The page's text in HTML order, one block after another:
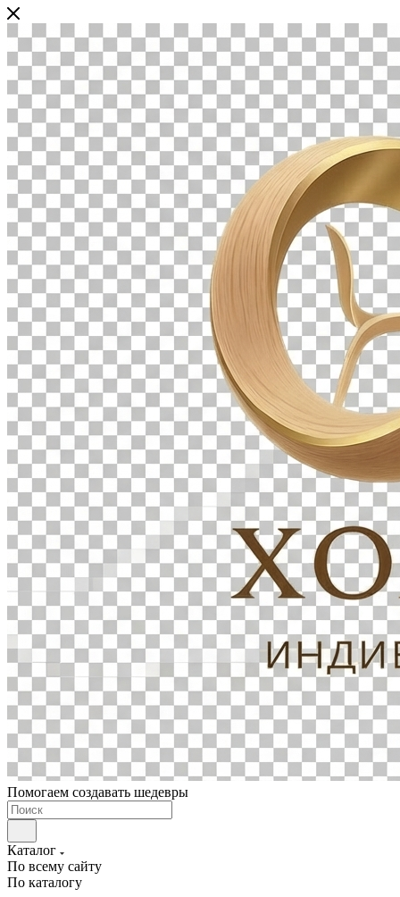
Помогаем создавать шедевры
Каталог
По всему сайту
По каталогу